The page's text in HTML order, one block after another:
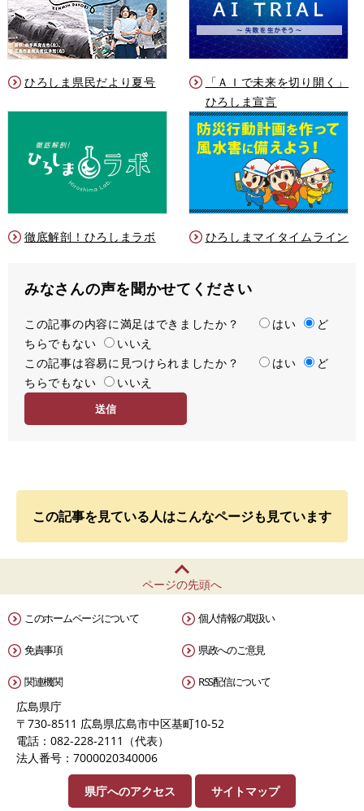
ひろしま県民だより夏号
「ＡＩで未来を切り開く」
ひろしま宣言
徹底解剖！ひろしまラボ ひろしまマイタイムライン
みなさんの声を聞かせてください
満
足
度
この記事の内容に満足はできましたか？ はい
ど
ちらでもない
いいえ
容
易
この記事は容易に見つけられましたか？ はい
ど
ちらでもない
いいえ
この記事を見ている人はこんなページも見ています
ページの先頭へ
このホームページについて 個人情報の取扱い
免責事項 県政へのご意見
関連機関 RSS配信について
広島県庁
〒730-8511 広島県広島市中区基町10-52
電話：082-228-2111（代表）
法人番号：7000020340006
県庁へのアクセス サイトマップ